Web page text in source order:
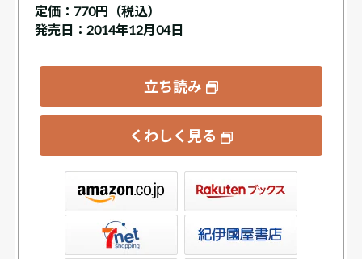
定価： 770円（税込）
発売日：2014年12月04日
立ち読み
くわしく見る
書店ウェブストア